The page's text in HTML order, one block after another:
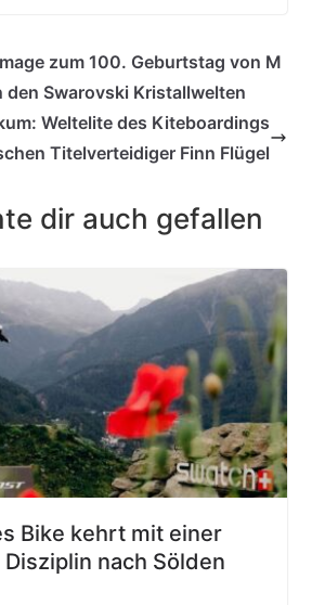
zum 100. Geburtstag von M
den Swarovski Kristallwelten
Weltelite des Kiteboardings
Titelverteidiger Finn Flügel
dir auch gefallen
Bike kehrt mit einer
nach Sölden